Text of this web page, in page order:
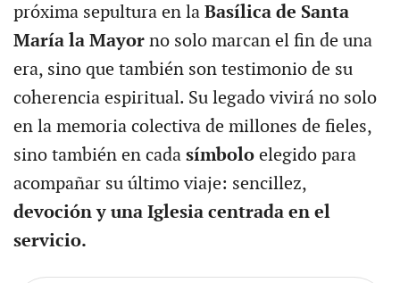
próxima sepultura en la Basílica de Santa
María la Mayor no solo marcan el fin de una
era, sino que también son testimonio de su
coherencia espiritual. Su legado vivirá no solo
en la memoria colectiva de millones de fieles,
sino también en cada símbolo elegido para
acompañar su último viaje: sencillez,
devoción y una Iglesia centrada en el
servicio.